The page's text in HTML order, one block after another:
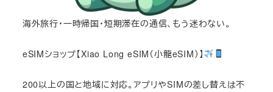
海外旅行・一時帰国・短期滞在の通信、もう迷わない。
eSIMショップ【Xiao Long eSIM（小龍eSIM）】
200以上の国と地域に対応。アプリやSIMの差し替えは不